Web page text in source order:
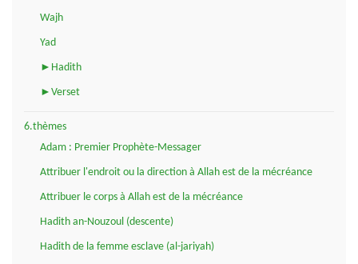
Wajh
Yad
►Hadith
►Verset
6.thèmes
Adam : Premier Prophète-Messager
Attribuer l'endroit ou la direction à Allah est de la mécréance
Attribuer le corps à Allah est de la mécréance
Hadith an-Nouzoul (descente)
Hadith de la femme esclave (al-jariyah)